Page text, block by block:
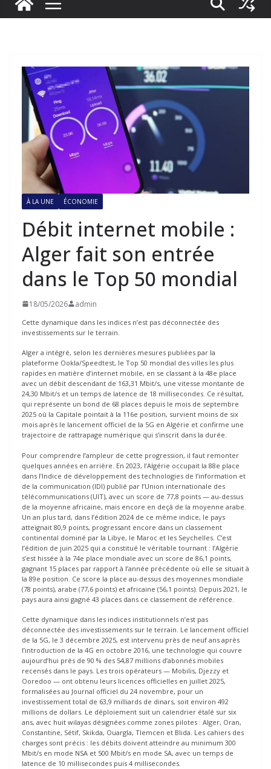
À LA UNE ÉCONOMIE
Débit internet mobile :
Alger fait son entrée
dans le Top 50 mondial
18/05/2026 admin
Cette dynamique dans les indices n’est pas déconnectée des
investissements sur le terrain.
Alger a intégré, selon les dernières mesures publiées par la
plateforme Ookla/Speedtest, le Top 50 mondial des villes les plus
rapides en matière d’internet mobile, en se classant à la 48e place
avec un débit descendant de 163,31 Mbit/s, une vitesse montante de
24,30 Mbit/s et un temps de latence de 18 millisecondes. Ce résultat,
qui représente un bond de 68 places depuis le mois de septembre
2025 où la Capitale pointait à la 116e position, survient moins de six
mois après le lancement officiel de la 5G en Algérie et confirme une
trajectoire de rattrapage numérique qui s’inscrit dans la durée.
Pour comprendre l’ampleur de cette progression, il faut remonter
quelques années en arrière. En 2023, l’Algérie occupait la 88e place
dans l’Indice de développement des technologies de l’information et
de la communication (IDI) publié par l’Union internationale des
télécommunications (UIT), avec un score de 77,8 points — au-dessus
de la moyenne africaine, mais encore en deçà de la moyenne arabe.
Un an plus tard, dans l’édition 2024 de ce même indice, le pays
atteignait 80,9 points, progressant encore dans un classement
continental dominé par la Libye, le Maroc et les Seychelles. C’est
l’édition de juin 2025 qui a constitué le véritable tournant : l’Algérie
s’est hissée à la 74e place mondiale avec un score de 86,1 points,
gagnant 15 places par rapport à l’année précédente où elle se situait à
la 89e position. Ce score la place au-dessus des moyennes mondiale
(78 points), arabe (77,6 points) et africaine (56,1 points). Depuis 2021, le
pays aura ainsi gagné 43 places dans ce classement de référence.
Cette dynamique dans les indices institutionnels n’est pas
déconnectée des investissements sur le terrain. Le lancement officiel
de la 5G, le 3 décembre 2025, est intervenu près de neuf ans après
l’introduction de la 4G en octobre 2016, une technologie qui couvre
aujourd’hui près de 90 % des 54,87 millions d’abonnés mobiles
recensés dans le pays. Les trois opérateurs — Mobilis, Djezzy et
Ooredoo — ont obtenu leurs licences officielles en juillet 2025,
formalisées au Journal officiel du 24 novembre, pour un
investissement total de 63,9 milliards de dinars, soit environ 492
millions de dollars. Le déploiement suit un calendrier étalé sur six
ans, avec huit wilayas désignées comme zones pilotes : Alger, Oran,
Constantine, Sétif, Skikda, Ouargla, Tlemcen et Blida. Les cahiers des
charges sont précis : les débits doivent atteindre au minimum 300
Mbit/s en mode NSA et 500 Mbit/s en mode SA, avec un temps de
latence de 10 millisecondes puis 4 millisecondes.